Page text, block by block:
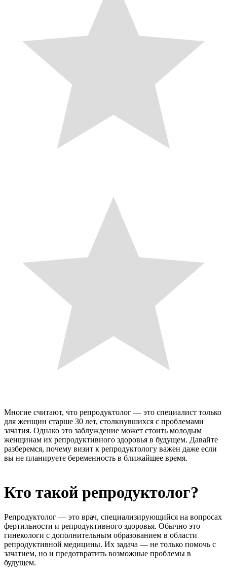
Многие считают, что репродуктолог — это специалист только
для женщин старше 30 лет, столкнувшихся с проблемами
зачатия. Однако это заблуждение может стоить молодым
женщинам их репродуктивного здоровья в будущем. Давайте
разберемся, почему визит к репродуктологу важен даже если
вы не планируете беременность в ближайшее время.
Кто такой репродуктолог?
Репродуктолог — это врач, специализирующийся на вопросах
фертильности и репродуктивного здоровья. Обычно это
гинекологи с дополнительным образованием в области
репродуктивной медицины. Их задача — не только помочь с
зачатием, но и предотвратить возможные проблемы в
будущем.